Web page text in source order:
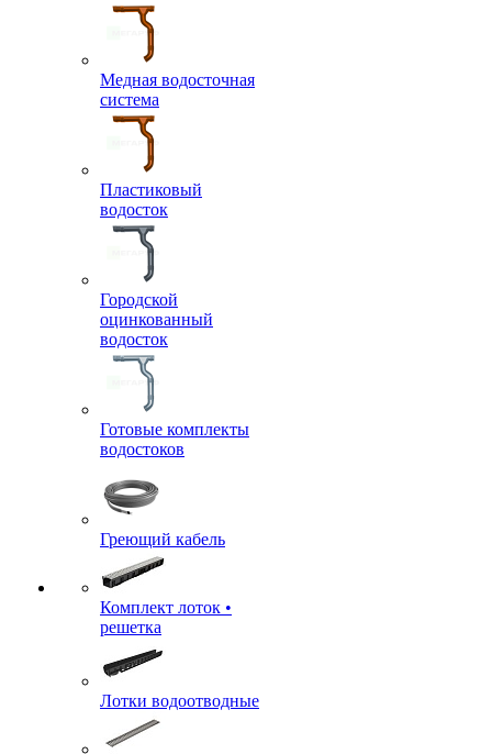
Медная водосточная
система
Пластиковый
водосток
Городской
оцинкованный
водосток
Готовые комплекты
водостоков
Греющий кабель
Комплект лоток •
решетка
Лотки водоотводные